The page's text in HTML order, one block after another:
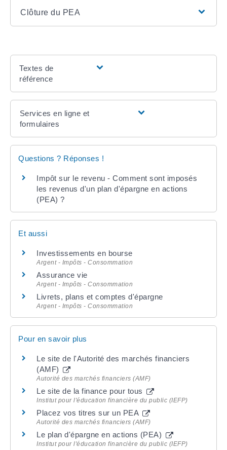
Clôture du PEA
Textes de
référence
Services en ligne et
formulaires
Questions ? Réponses !
Impôt sur le revenu - Comment sont imposés
les revenus d'un plan d'épargne en actions
(PEA) ?
Et aussi
Investissements en bourse
Argent - Impôts - Consommation
Assurance vie
Argent - Impôts - Consommation
Livrets, plans et comptes d'épargne
Argent - Impôts - Consommation
Pour en savoir plus
Le site de l'Autorité des marchés financiers
(AMF)
Autorité des marchés financiers (AMF)
Le site de la finance pour tous
Institut pour l'éducation financière du public (IEFP)
Placez vos titres sur un PEA
Autorité des marchés financiers (AMF)
Le plan d'épargne en actions (PEA)
Institut pour l'éducation financière du public (IEFP)